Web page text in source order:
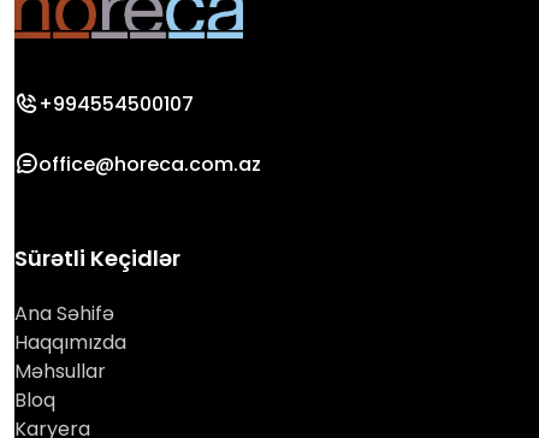
+994554500107
office@horeca.com.az
Sürətli Keçidlər
Ana Səhifə
Haqqımızda
Məhsullar
Bloq
Karyera